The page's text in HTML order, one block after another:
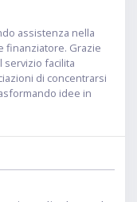
assistenza nella
finanziatore. Grazie
servizio facilita
di concentrarsi
idee in